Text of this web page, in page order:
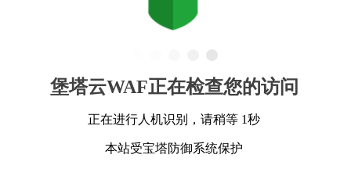
堡塔云WAF正在检查您的访问
正在进行人机识别，请稍等 1秒
本站受宝塔防御系统保护